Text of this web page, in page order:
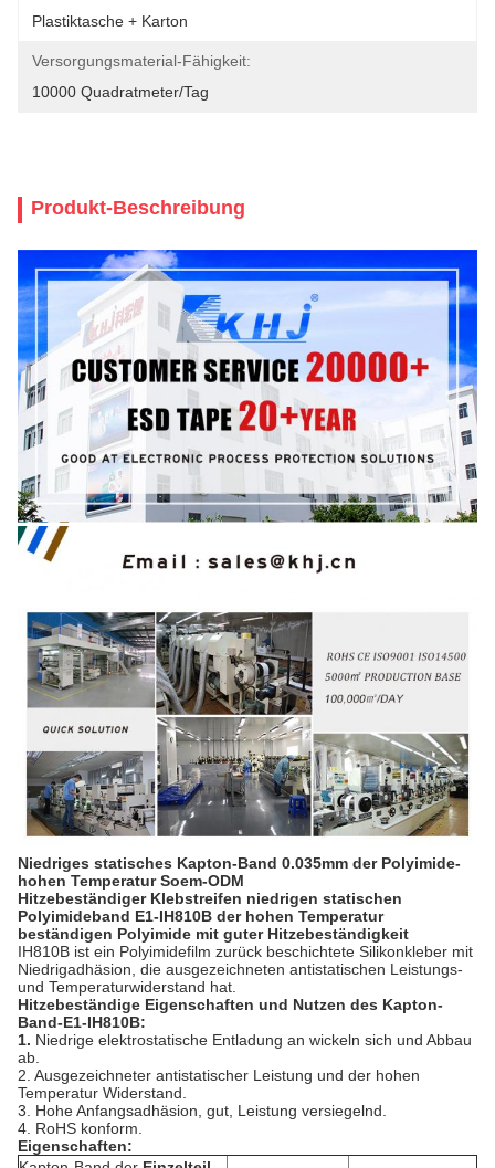
Plastiktasche + Karton
Versorgungsmaterial-Fähigkeit:
10000 Quadratmeter/Tag
Produkt-Beschreibung
Niedriges statisches Kapton-Band 0.035mm der Polyimide-
hohen Temperatur Soem-ODM
Hitzebeständiger Klebstreifen niedrigen statischen
Polyimideband E1-IH810B der hohen Temperatur
beständigen Polyimide mit guter Hitzebeständigkeit
IH810B ist ein Polyimidefilm zurück beschichtete Silikonkleber mit
Niedrigadhäsion, die ausgezeichneten antistatischen Leistungs-
und Temperaturwiderstand hat.
Hitzebeständige Eigenschaften und Nutzen des Kapton-
Band-E1-IH810B:
1. Niedrige elektrostatische Entladung an wickeln sich und Abbau
ab.
2. Ausgezeichneter antistatischer Leistung und der hohen
Temperatur Widerstand.
3. Hohe Anfangsadhäsion, gut, Leistung versiegelnd.
4. RoHS konform.
Eigenschaften: